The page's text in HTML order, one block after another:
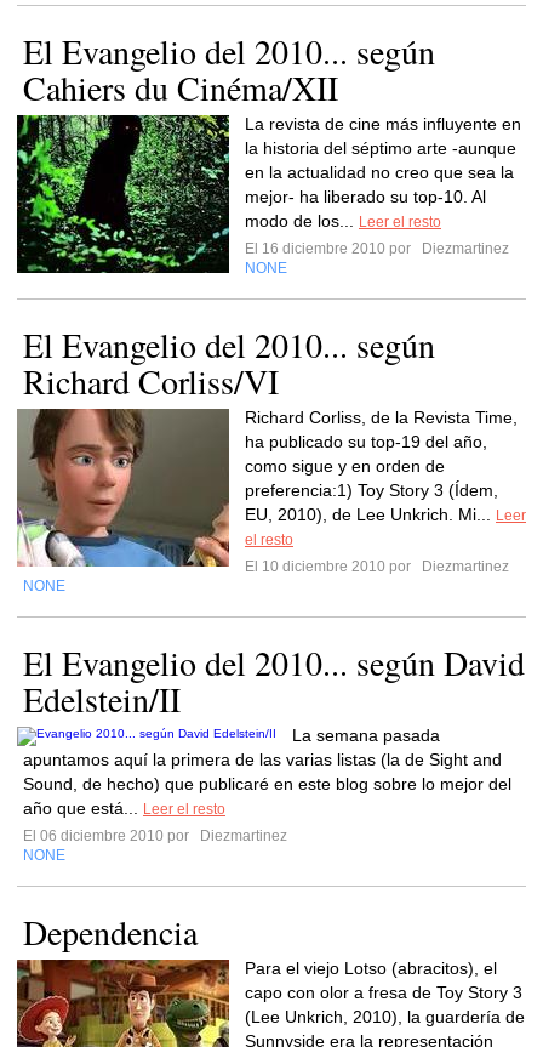
El Evangelio del 2010... según
Cahiers du Cinéma/XII
La revista de cine más influyente en
la historia del séptimo arte -aunque
en la actualidad no creo que sea la
mejor- ha liberado su top-10. Al
modo de los...
Leer el resto
El 16 diciembre 2010 por
Diezmartinez
NONE
El Evangelio del 2010... según
Richard Corliss/VI
Richard Corliss, de la Revista Time,
ha publicado su top-19 del año,
como sigue y en orden de
preferencia:1) Toy Story 3 (Ídem,
EU, 2010), de Lee Unkrich. Mi...
Leer
el resto
El 10 diciembre 2010 por
Diezmartinez
NONE
El Evangelio del 2010... según David
Edelstein/II
La semana pasada
apuntamos aquí la primera de las varias listas (la de Sight and
Sound, de hecho) que publicaré en este blog sobre lo mejor del
año que está...
Leer el resto
El 06 diciembre 2010 por
Diezmartinez
NONE
Dependencia
Para el viejo Lotso (abracitos), el
capo con olor a fresa de Toy Story 3
(Lee Unkrich, 2010), la guardería de
Sunnyside era la representación